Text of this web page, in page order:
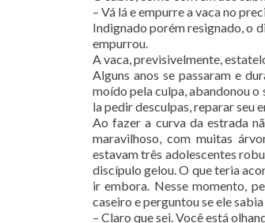
– Vá lá e empurre a vaca no
Indignado porém resignado, o
empurrou.
A vaca, previsivelmente,
Alguns anos se passaram e
moído pela culpa, abandonou
la pedir desculpas, reparar seu
Ao fazer a curva da estrada
maravilhoso, com muitas
estavam três adolescentes
discípulo gelou. O que teria
ir embora. Nesse momento,
caseiro e perguntou se ele
– Claro que sei. Você está